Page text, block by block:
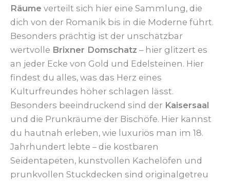
Räume verteilt sich hier eine Sammlung, die
dich von der Romanik bis in die Moderne führt.
Besonders prächtig ist der unschätzbar
wertvolle Brixner Domschatz – hier glitzert es
an jeder Ecke von Gold und Edelsteinen. Hier
findest du alles, was das Herz eines
Kulturfreundes höher schlagen lässt.
Besonders beeindruckend sind der Kaisersaal
und die Prunkräume der Bischöfe. Hier kannst
du hautnah erleben, wie luxuriös man im 18.
Jahrhundert lebte – die kostbaren
Seidentapeten, kunstvollen Kachelöfen und
prunkvollen Stuckdecken sind originalgetreu